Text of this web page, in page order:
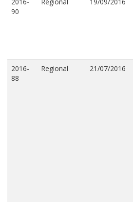
90
2016-
88
Regional 21/07/2016